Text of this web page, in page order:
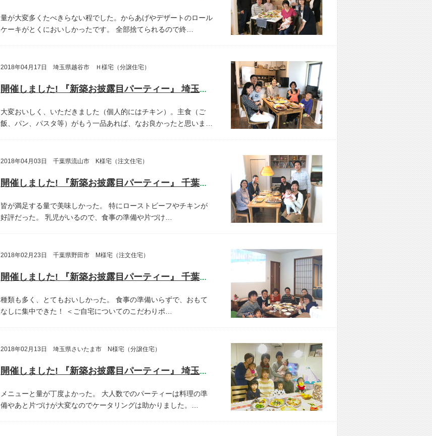
量が大変多くたべきらない程でした。からあげやデザートのロール
ケーキがとくにおいしかったです。
全部捨てられるので終…
2018年04月17日 埼玉県越谷市 Ｈ様宅（分譲住宅）
開催しました! 『新築お披露目パーティー』 埼玉県越谷市 H様宅
大変おいしく、いただきました（個人的にはチキン）。主食（ご
飯、パン、パスタ等）がもう一品あれば、なお良かったと思いま…
2018年04月03日 千葉県流山市 K様宅（注文住宅）
開催しました! 『新築お披露目パーティー』 千葉県流山市 K様宅
皆が満足する量で美味しかった。
特にローストビーフやチキンが
好評だった。
乳児がいるので、食事の準備や片づけ…
2018年02月23日 千葉県野田市 M様宅（注文住宅）
開催しました! 『新築お披露目パーティー』 千葉県野田市 M様宅
種類も多く、とてもおいしかった。
食事の準備いらずで、おもて
なしに集中できた！
＜ご自宅についてのこだわりポ…
2018年02月13日 埼玉県さいたま市 N様宅（分譲住宅）
開催しました! 『新築お披露目パーティー』 埼玉県さいたま市 N様宅
メニューと量が丁度よかった。
大人数でのパーティーは料理の準
備やあと片づけが大変なのでケータリングは助かりました。…